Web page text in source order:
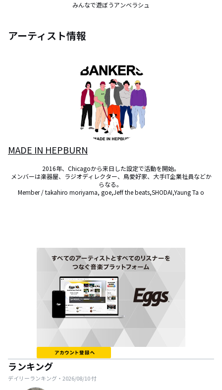
みんなで遊ぼうアンベラシュ
アーティスト情報
MADE IN HEPBURN
2016年、Chicagoから来日した設定で活動を開始。
メンバーは楽器屋、ラジオディレクター、鳥愛好家、大手IT企業社員などか
らなる。
Member / takahiro moriyama, goe,Jeff the beats,SHODAI,Yaung Ta o
ランキング
デイリーランキング・ 2026/08/10付